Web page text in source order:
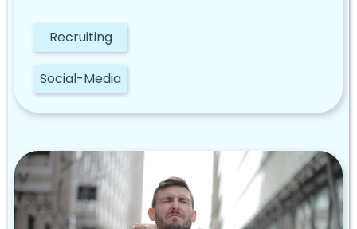
Recruiting
Social-Media